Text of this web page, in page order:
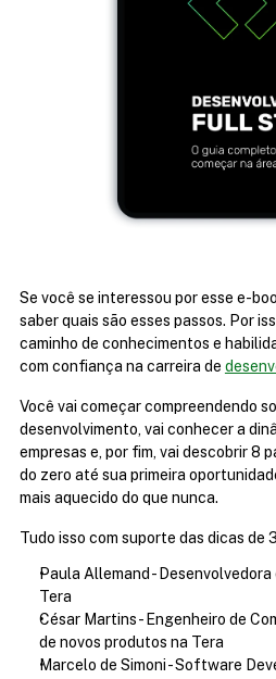
Se você se interessou por esse e-
saber quais são esses passos. Por
caminho de conhecimentos e
com confiança na carreira de
Você vai começar compreendendo
desenvolvimento, vai conhecer a
empresas e, por fim, vai descobrir 8
do zero até sua primeira
mais aquecido do que nunca.
Tudo isso com suporte das dicas de
Paula Allemand -
Tera
César Martins - Engenheiro de
de novos produtos na Tera
Marcelo de Simoni - Software